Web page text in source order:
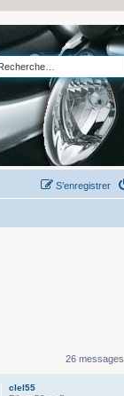
S’enregistrer
26 messages
clel55